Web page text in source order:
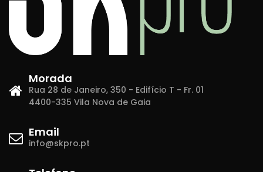
Morada
Rua 28 de Janeiro, 350 - Edifício T - Fr. 01
4400-335 Vila Nova de Gaia
Email
info@skpro.pt